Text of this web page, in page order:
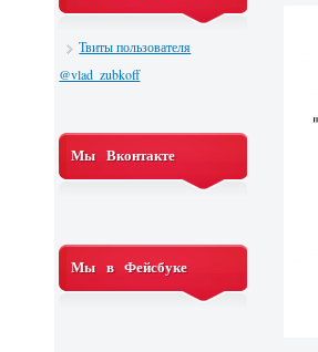
Твиты пользователя
@vlad_zubkoff
Мы Вконтакте
Мы в Фейсбуке